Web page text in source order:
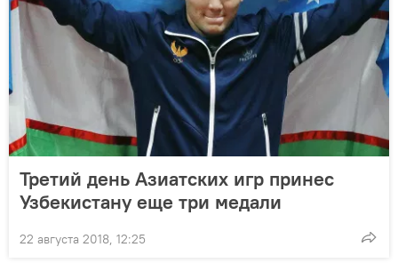
Третий день Азиатских игр принес
Узбекистану еще три медали
22 августа 2018, 12:25